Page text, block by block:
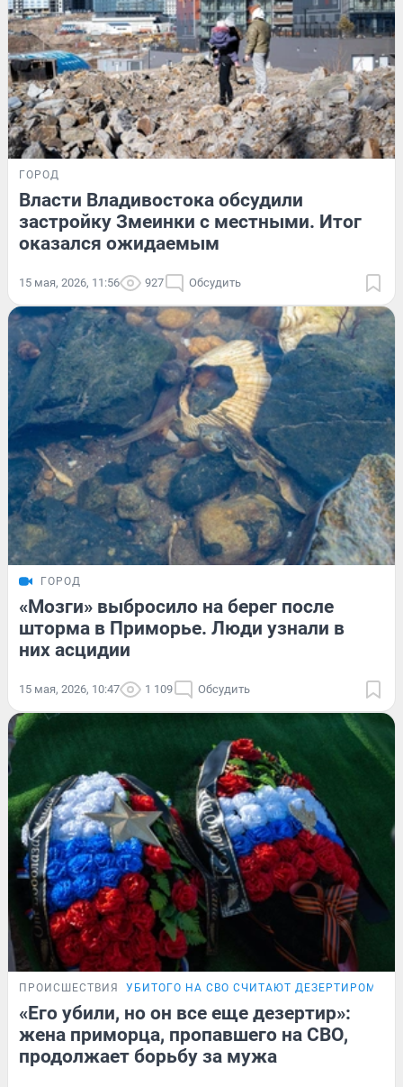
ГОРОД
Власти Владивостока обсудили
застройку Змеинки с местными. Итог
оказался ожидаемым
15 мая, 2026, 11:56 927 Обсудить
ГОРОД
«Мозги» выбросило на берег после
шторма в Приморье. Люди узнали в
них асцидии
15 мая, 2026, 10:47 1 109 Обсудить
ПРОИСШЕСТВИЯ УБИТОГО НА СВО СЧИТАЮТ ДЕЗЕРТИРОМ
«Его убили, но он все еще дезертир»:
жена приморца, пропавшего на СВО,
продолжает борьбу за мужа